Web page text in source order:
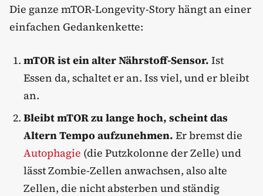
Die ganze mTOR-Longevity-Story hängt an einer
einfachen Gedankenkette:
mTOR ist ein alter Nährstoff-Sensor. Ist
Essen da, schaltet er an. Iss viel, und er bleibt
an.
Bleibt mTOR zu lange hoch, scheint das
Altern Tempo aufzunehmen. Er bremst die
Autophagie (die Putzkolonne der Zelle) und
lässt Zombie-Zellen anwachsen, also alte
Zellen, die nicht absterben und ständig